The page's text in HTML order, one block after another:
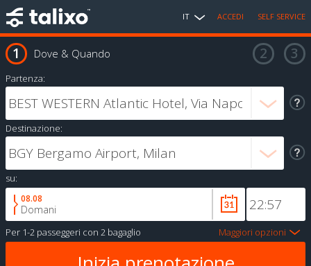
IT ACCEDI SELF SERVICE
Dove & Quando
Partenza:
Destinazione:
su:
08.08
Domani
Per 1-2 passeggeri con 2 bagaglio Maggiori opzioni